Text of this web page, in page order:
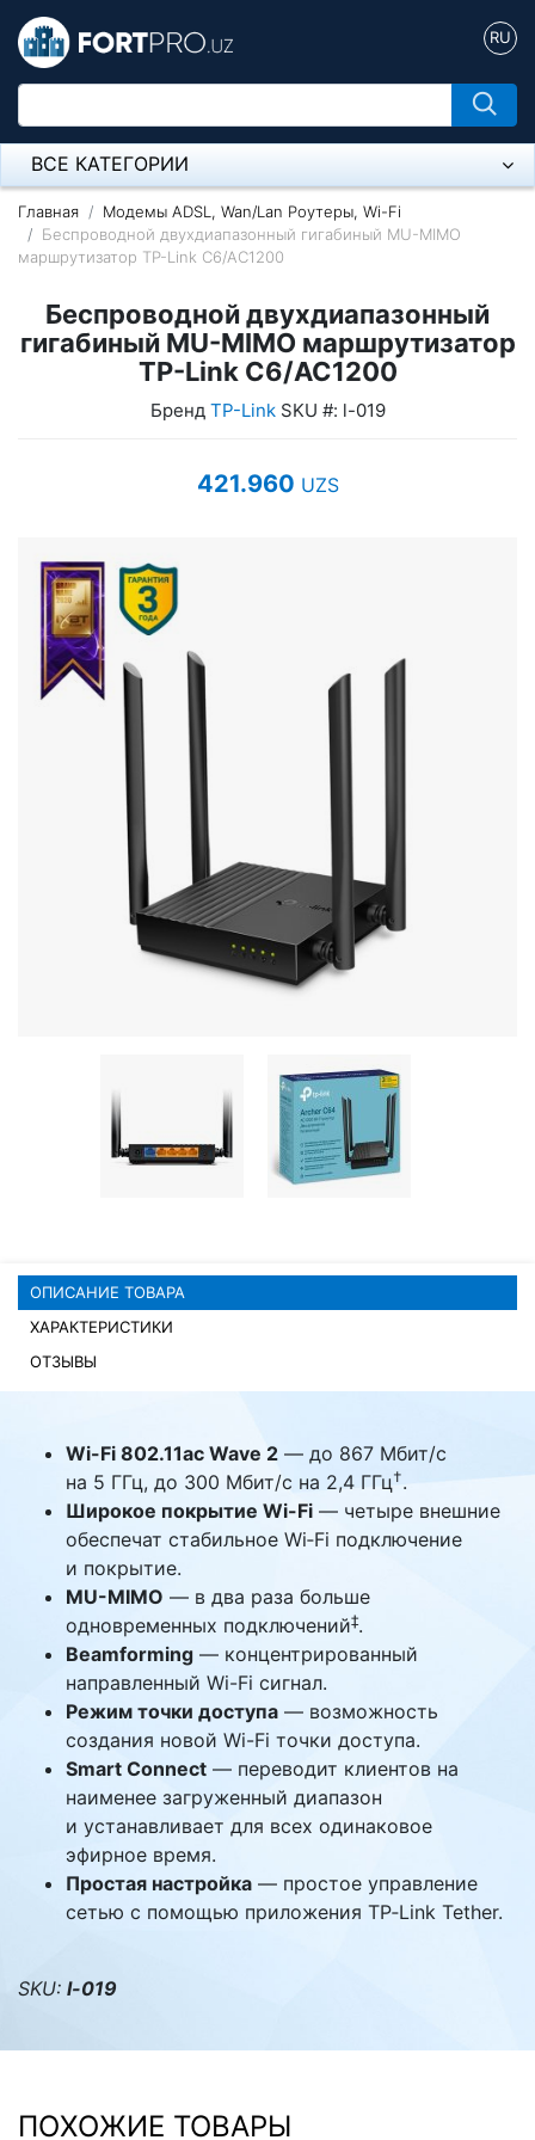
RU
ВСЕ КАТЕГОРИИ
Микрофон
Напольные розетки
Оборудование Mikrotik
Пылесос
Стереосистемы
Серверное оборудование
UPS Источники бесперебойного питания
Мышки и Клавиатуры
Сетевое оборудование
Системы охлаждения
Видеоконференцсвязь
Digital Signage
Комплектующие ПК
Главная
Модемы ADSL, Wan/Lan Роутеры, Wi-Fi
Беспроводной двухдиапазонный гигабиный MU-MIMO
маршрутизатор TP-Link C6/AC1200
Беспроводной двухдиапазонный
гигабиный MU-MIMO маршрутизатор
TP-Link C6/AC1200
Бренд TP-Link SKU #: l-019
421.960 UZS
ОПИСАНИЕ ТОВАРА
ХАРАКТЕРИСТИКИ
ОТЗЫВЫ
Wi-Fi 802.11ac Wave 2 — до 867 Мбит/с
на 5 ГГц, до 300 Мбит/с на 2,4 ГГц†.
Широкое покрытие Wi-Fi — четыре внешние
обеспечат стабильное Wi‑Fi подключение
и покрытие.
MU-MIMO — в два раза больше
одновременных подключений‡.
Beamforming — концентрированный
направленный Wi-Fi сигнал.
Режим точки доступа — возможность
создания новой Wi-Fi точки доступа.
Smart Connect — переводит клиентов на
наименее загруженный диапазон
и устанавливает для всех одинаковое
эфирное время.
Простая настройка — простое управление
сетью с помощью приложения TP‑Link Tether.
SKU: l-019
ПОХОЖИЕ ТОВАРЫ